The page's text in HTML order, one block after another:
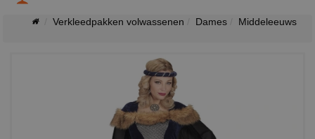
Verkleedpakken volwassenen Dames Middeleeuws